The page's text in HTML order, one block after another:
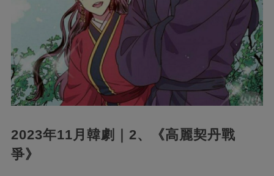
2023年11月韓劇｜2、《高麗契丹戰
爭》